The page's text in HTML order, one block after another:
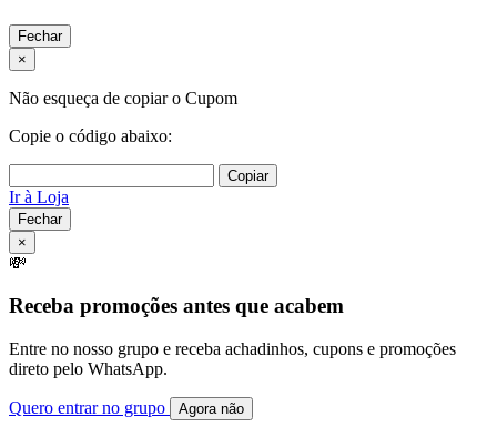
Fechar
×
Não esqueça de copiar o Cupom
Copie o código abaixo:
Copiar
Ir à Loja
Fechar
×
💸
Receba promoções antes que acabem
Entre no nosso grupo e receba achadinhos, cupons e promoções
direto pelo WhatsApp.
Quero entrar no grupo Agora não